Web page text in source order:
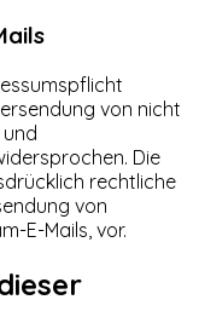
von nicht
Die
rechtliche
von
E-Mails, vor.